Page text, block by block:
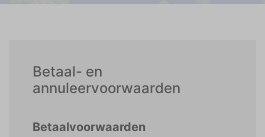
Betaal- en
annuleervoorwaarden
Betaalvoorwaarden